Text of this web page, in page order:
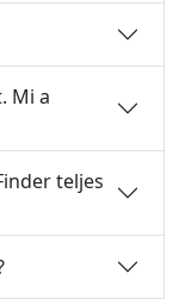
Mi a
teljes